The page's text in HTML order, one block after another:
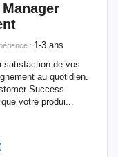
: 1-3 ans
satisfaction de vos
au quotidien.
Success
votre produi...